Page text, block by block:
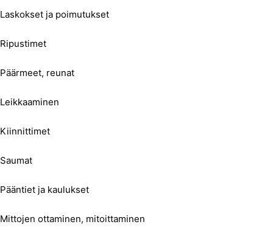
Laskokset ja poimutukset
Ripustimet
Päärmeet, reunat
Leikkaaminen
Kiinnittimet
Saumat
Pääntiet ja kaulukset
Mittojen ottaminen, mitoittaminen